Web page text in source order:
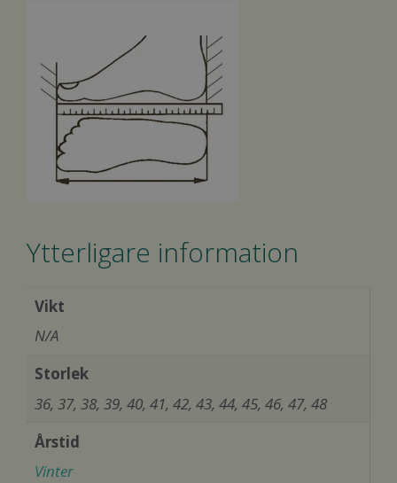
Ytterligare information
Vikt
N/A
Storlek
36, 37, 38, 39, 40, 41, 42, 43, 44, 45, 46, 47, 48
Årstid
Vinter